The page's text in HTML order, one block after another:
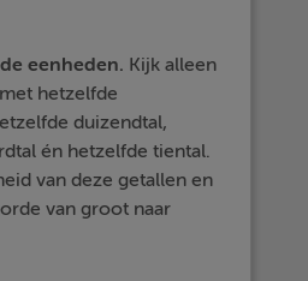
eenheden. Kijk alleen
hetzelfde
duizendtal,
én hetzelfde tiental.
van deze getallen en
van groot naar